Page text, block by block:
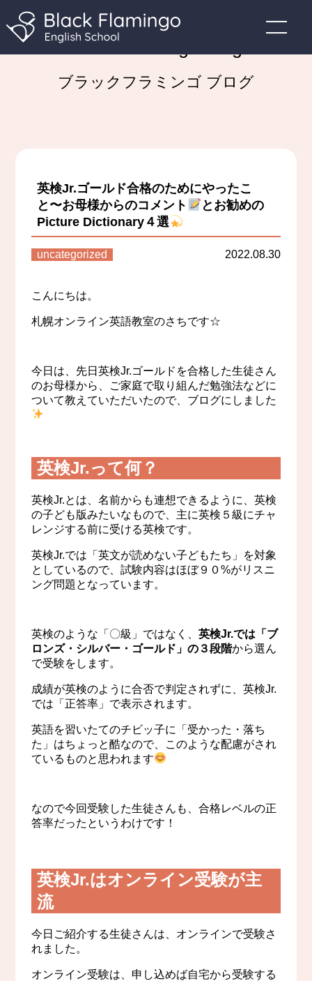
Black Flamingo Blog
ブラックフラミンゴ ブログ
英検Jr.ゴールド合格のためにやったこ
と〜お母様からのコメント
とお勧めの
Picture Dictionary４選
uncategorized 2022.08.30
こんにちは。
札幌オンライン英語教室のさちです☆
今日は、先日英検Jr.ゴールドを合格した生徒さん
のお母様から、ご家庭で取り組んだ勉強法などに
ついて教えていただいたので、ブログにしました
英検Jr.って何？
英検Jr.とは、名前からも連想できるように、英検
の子ども版みたいなもので、主に英検５級にチャ
レンジする前に受ける英検です。
英検Jr.では「英文が読めない子どもたち」を対象
としているので、試験内容はほぼ９０%がリスニ
ング問題となっています。
英検のような「〇級」ではなく、 英検Jr.では「ブ
ロンズ・シルバー・ゴールド」の３段階から選ん
で受験をします。
成績が英検のように合否で判定されずに、英検Jr.
では「正答率」で表示されます。
英語を習いたてのチビッ子に「受かった・落ち
た」はちょっと酷なので、このような配慮がされ
ているものと思われます
なので今回受験した生徒さんも、合格レベルの正
答率だったというわけです！
英検Jr.はオンライン受験が主
流
今日ご紹介する生徒さんは、オンラインで受験さ
れました。
オンライン受験は、申し込めば自宅から受験する